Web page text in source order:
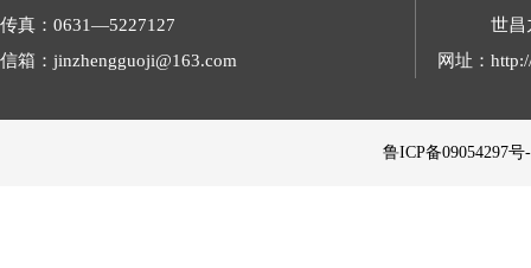
传真：0631—5227127
信箱：jinzhengguoji@163.com
世昌
网址：
鲁ICP备09054297号